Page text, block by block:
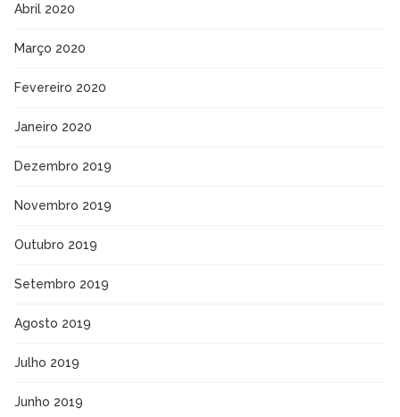
Abril 2020
Março 2020
Fevereiro 2020
Janeiro 2020
Dezembro 2019
Novembro 2019
Outubro 2019
Setembro 2019
Agosto 2019
Julho 2019
Junho 2019